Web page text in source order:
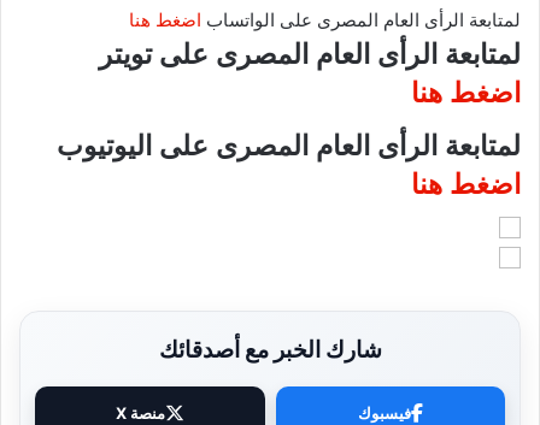
لمتابعة الرأى العام المصرى على الواتساب اضغط هنا
لمتابعة الرأى العام المصرى على تويتر
اضغط هنا
لمتابعة الرأى العام المصرى على اليوتيوب
اضغط هنا
شارك الخبر مع أصدقائك
فيسبوك منصة X